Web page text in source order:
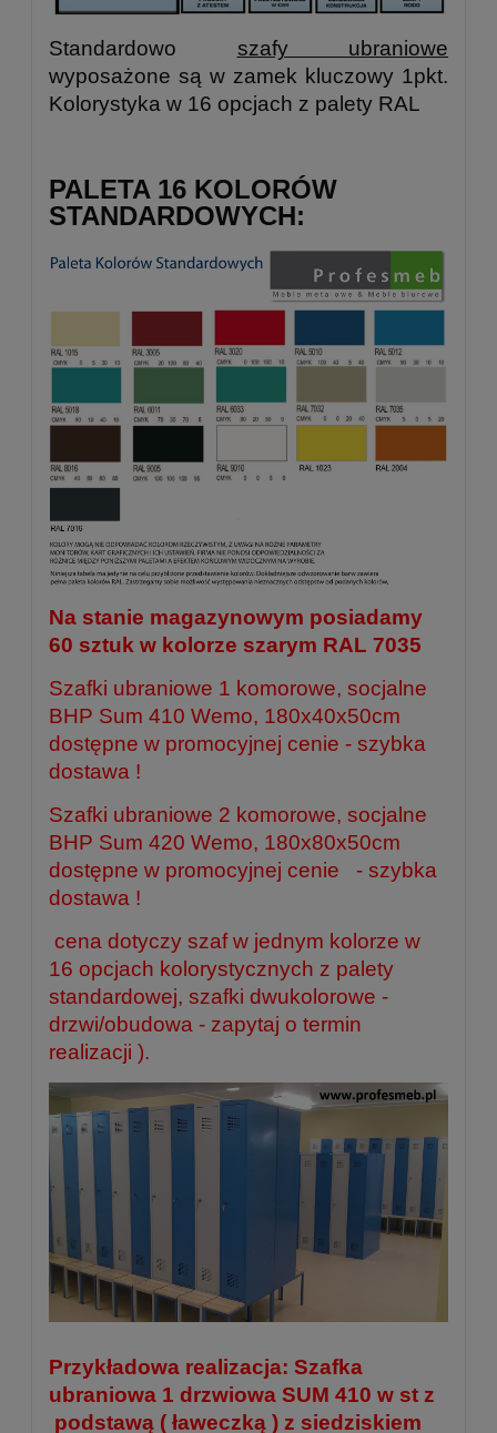
Standardowo szafy ubraniowe
wyposażone są w zamek kluczowy 1pkt.
Kolorystyka w 16 opcjach z palety RAL
PALETA 16 KOLORÓW
STANDARDOWYCH:
Na stanie magazynowym posiadamy
60 sztuk w kolorze szarym RAL 7035
Szafki ubraniowe 1 komorowe, socjalne
BHP Sum 410 Wemo, 180x40x50cm
dostępne w promocyjnej cenie - szybka
dostawa !
Szafki ubraniowe 2 komorowe, socjalne
BHP Sum 420 Wemo, 180x80x50cm
dostępne w promocyjnej cenie
- szybka
dostawa !
cena dotyczy szaf w jednym kolorze w
16 opcjach kolorystycznych z palety
standardowej, szafki dwukolorowe -
drzwi/obudowa - zapytaj o termin
realizacji ).
Przykładowa realizacja: Szafka
ubraniowa 1 drzwiowa SUM 410 w st z
podstawą ( ławeczką ) z siedziskiem